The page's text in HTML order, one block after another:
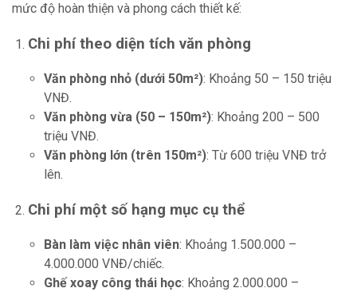
mức độ hoàn thiện và phong cách thiết kế:
Chi phí theo diện tích văn phòng
Văn phòng nhỏ (dưới 50m²): Khoảng 50 – 150 triệu
VNĐ.
Văn phòng vừa (50 – 150m²): Khoảng 200 – 500
triệu VNĐ.
Văn phòng lớn (trên 150m²): Từ 600 triệu VNĐ trở
lên.
Chi phí một số hạng mục cụ thể
Bàn làm việc nhân viên: Khoảng 1.500.000 –
4.000.000 VNĐ/chiếc.
Ghế xoay công thái học: Khoảng 2.000.000 –